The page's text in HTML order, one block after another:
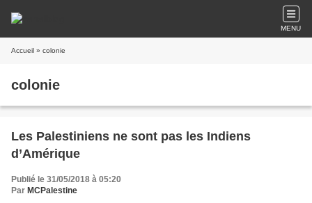
MENU
Accueil » colonie
colonie
Les Palestiniens ne sont pas les Indiens
d’Amérique
Publié le 31/05/2018 à 05:20
Par MCPalestine